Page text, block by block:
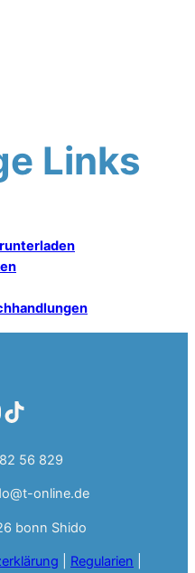
Links
TikTok
56 829
online.de
bonn Shido
Regularien